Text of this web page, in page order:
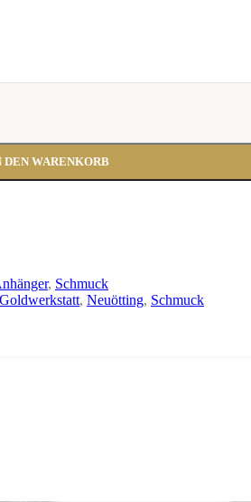
DEN WARENKORB
, Schmuck
Goldwerkstatt, Neuötting, Schmuck